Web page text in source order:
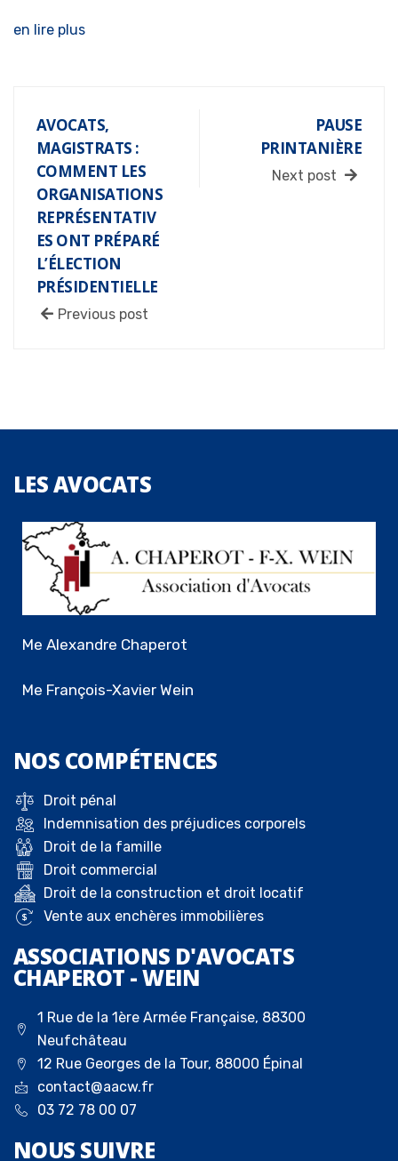
en lire plus
AVOCATS,
MAGISTRATS :
COMMENT LES
ORGANISATIONS
REPRÉSENTATIV
ES ONT PRÉPARÉ
L’ÉLECTION
PRÉSIDENTIELLE
Previous post
PAUSE
PRINTANIÈRE
Next post
LESAVOCATS
Me Alexandre Chaperot
Me François-Xavier Wein
NOS COMPÉTENCES
Droit pénal
Indemnisation des préjudices corporels
Droit de la famille
Droit commercial
Droit de la construction et droit locatif
Vente aux enchères immobilières
ASSOCIATIONS D'AVOCATS
CHAPEROT - WEIN
1 Rue de la 1ère Armée Française, 88300
Neufchâteau
12 Rue Georges de la Tour, 88000 Épinal
contact@aacw.fr
03 72 78 00 07
NOUS SUIVRE